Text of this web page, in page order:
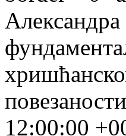
12:00:00